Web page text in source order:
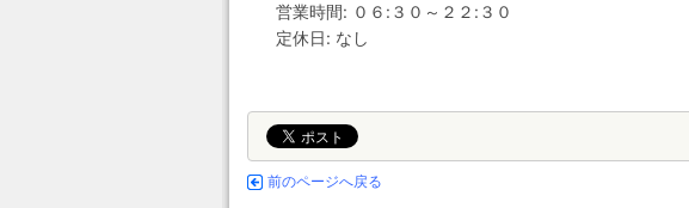
営業時間: ０６:３０～２２:３０
定休日: なし
前のページへ戻る